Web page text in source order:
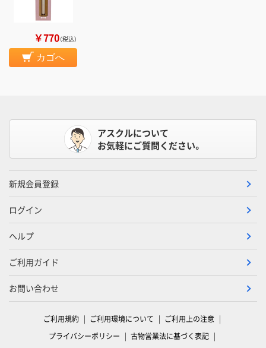
￥770（税込）
カゴへ
アスクルについて
お気軽にご質問ください。
新規会員登録
ログイン
ヘルプ
ご利用ガイド
お問い合わせ
ご利用規約 ご利用環境について
ご利用上の注意
プライバシーポリシー
古物営業法に基づく表記